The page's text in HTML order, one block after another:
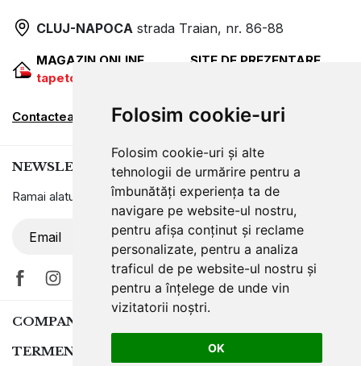
Folosim cookie-uri
Folosim cookie-uri și alte
tehnologii de urmărire pentru a
îmbunătăți experiența ta de
navigare pe website-ul nostru,
pentru afișa conținut și reclame
personalizate, pentru a analiza
traficul de pe website-ul nostru și
pentru a înțelege de unde vin
vizitatorii noștri.
OK
CLUJ-NAPOCA strada Traian, nr. 86-88
MAGAZIN ONLINE
tapetcugarantie.ro
SITE DE PREZENTARE
Contactează-ne
COMPANIA
TERMENI SI CONDITII
NEWSLETTER
Ramai alaturi de noi pentru promotii si oferte
ABONARE